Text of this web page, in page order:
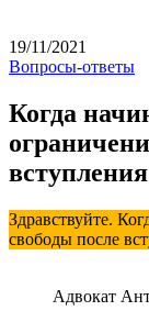
19/11/2021
Вопросы-ответы
Когда
Здравствуйте.
свободы после
Адвокат